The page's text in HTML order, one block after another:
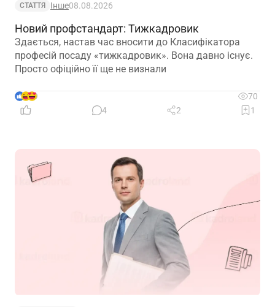
СТАТТЯ Інше08.08.2026
Новий профстандарт: Тижкадровик
Здається, настав час вносити до Класифікатора
професій посаду «тижкадровик». Вона давно існує.
Просто офіційно її ще не визнали
9
70
4
2 1